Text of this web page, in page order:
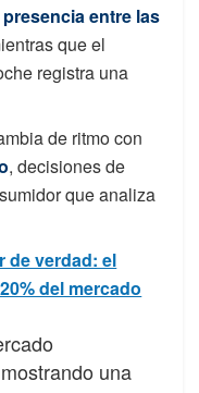
entre las
que el
registra una
de ritmo con
, decisiones de
que analiza
de verdad: el
del mercado
una